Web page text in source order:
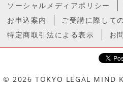
ソーシャルメディアポリシー
お申込案内
ご受講に際して
特定商取引法による表示
お
© 2026 TOKYO LEGAL